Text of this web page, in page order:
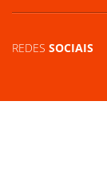
REDES SOCIAIS